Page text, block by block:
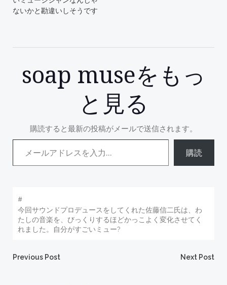
ないかと勘違いしそうです
soap museをもっ
と見る
購読すると最新の投稿がメールで送信されます。
メールアドレスを入力...
購読
#
今回サウンドプロデュースをしてくれた佐藤信二氏は、わ
たしの音楽を、びっくりするほどかっこよく変化させてく
れました。自分がすごいミュー?
Post
Previous Post Next Post